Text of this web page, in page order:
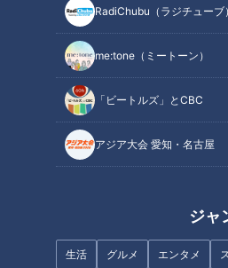
RadiChubu（ラジチューブ）
me:tone（ミートーン）
「ビートルズ」とCBC
アジア大会 愛知・名古屋
ジャ
生活 グルメ エンタメ
記事に戻
この記事を見たあなたへのお